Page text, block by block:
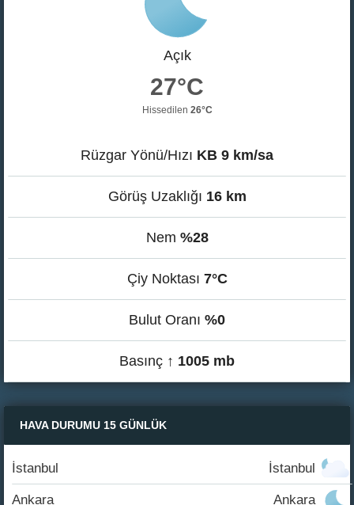
Açık
27°C
Hissedilen 26°C
Rüzgar Yönü/Hızı KB 9 km/sa
Görüş Uzaklığı 16 km
Nem %28
Çiy Noktası 7°C
Bulut Oranı %0
Basınç ↑ 1005 mb
HAVA DURUMU 15 GÜNLÜK
İstanbul İstanbul
Ankara Ankara